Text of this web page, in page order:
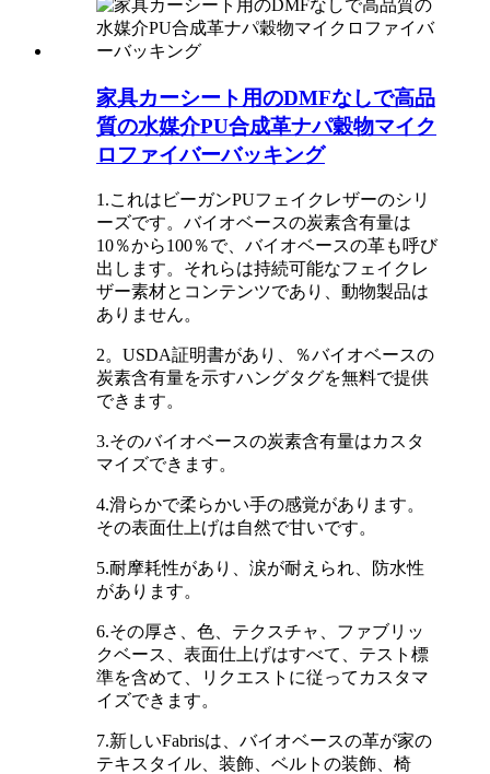
家具カーシート用のDMFなしで高品
質の水媒介PU合成革ナパ穀物マイク
ロファイバーバッキング
1.これはビーガンPUフェイクレザーのシリ
ーズです。バイオベースの炭素含有量は
10％から100％で、バイオベースの革も呼び
出します。それらは持続可能なフェイクレ
ザー素材とコンテンツであり、動物製品は
ありません。
2。USDA証明書があり、％バイオベースの
炭素含有量を示すハングタグを無料で提供
できます。
3.そのバイオベースの炭素含有量はカスタ
マイズできます。
4.滑らかで柔らかい手の感覚があります。
その表面仕上げは自然で甘いです。
5.耐摩耗性があり、涙が耐えられ、防水性
があります。
6.その厚さ、色、テクスチャ、ファブリッ
クベース、表面仕上げはすべて、テスト標
準を含めて、リクエストに従ってカスタマ
イズできます。
7.新しいFabrisは、バイオベースの革が家の
テキスタイル、装飾、ベルトの装飾、椅